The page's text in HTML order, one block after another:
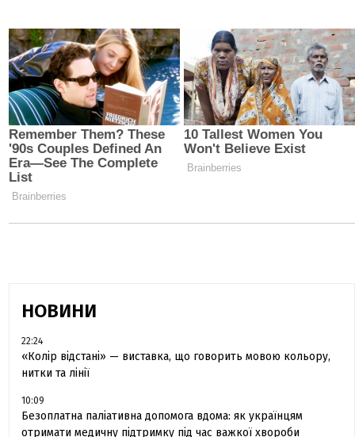
НОВИНИ
22:24
«Колір відстані» — виставка, що говорить мовою кольору,
нитки та лінії
10:09
Безоплатна паліативна допомога вдома: як українцям
отримати медичну підтримку під час важкої хвороби